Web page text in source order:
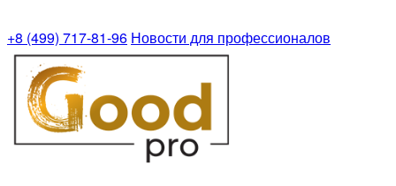
+8 (499) 717-81-96 Новости для профессионалов